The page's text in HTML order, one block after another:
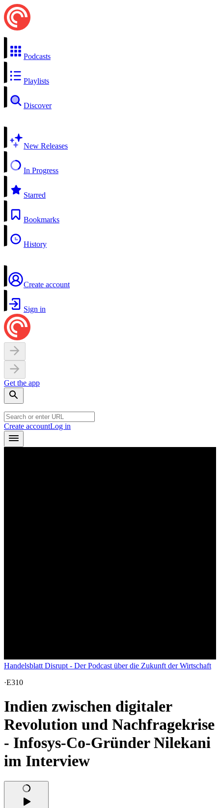
Podcasts
Playlists
Discover
New Releases
In Progress
Starred
Bookmarks
History
Create account
Sign in
Get the app
Create accountLog in
Handelsblatt Disrupt - Der Podcast über die Zukunft der Wirtschaft
·E310
Indien zwischen digitaler
Revolution und Nachfragekrise
- Infosys-Co-Gründer Nilekani
im Interview